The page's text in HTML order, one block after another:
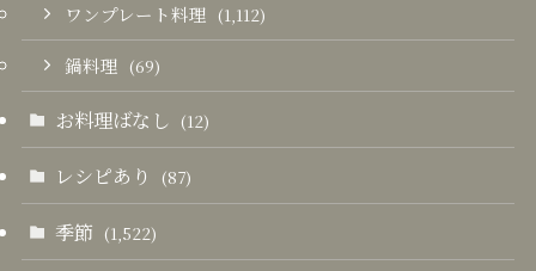
ワンプレート料理 (1,112)
鍋料理 (69)
お料理ばなし (12)
レシピあり (87)
季節 (1,522)